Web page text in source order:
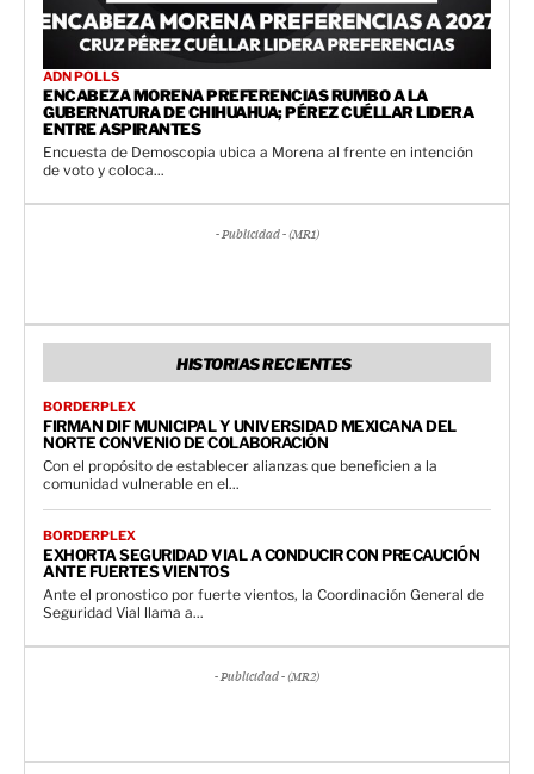
ADN POLLS
ENCABEZA MORENA PREFERENCIAS RUMBO A LA
GUBERNATURA DE CHIHUAHUA; PÉREZ CUÉLLAR LIDERA
ENTRE ASPIRANTES
Encuesta de Demoscopia ubica a Morena al frente en intención
de voto y coloca...
- Publicidad - (MR1)
HISTORIAS RECIENTES
BORDERPLEX
FIRMAN DIF MUNICIPAL Y UNIVERSIDAD MEXICANA DEL
NORTE CONVENIO DE COLABORACIÓN
Con el propósito de establecer alianzas que beneficien a la
comunidad vulnerable en el...
BORDERPLEX
EXHORTA SEGURIDAD VIAL A CONDUCIR CON PRECAUCIÓN
ANTE FUERTES VIENTOS
Ante el pronostico por fuerte vientos, la Coordinación General de
Seguridad Vial llama a...
- Publicidad - (MR2)